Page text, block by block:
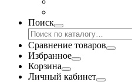
Поиск
Сравнение товаров
Избранное
Корзина
Личный кабинет